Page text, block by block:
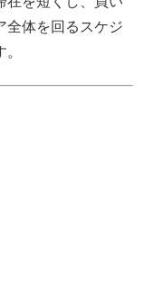
全体を回るスケジ